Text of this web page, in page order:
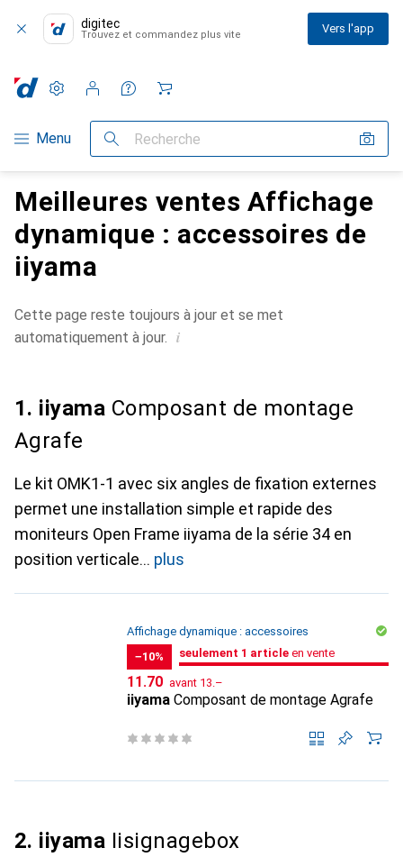
digitec
Trouvez et commandez plus vite Vers l'app
Navigation par catégorie
Menu Recherche
Paramètres
Compte client
Listes de comparaison
Listes d'envies
Panier
Meilleures ventes Affichage
dynamique : accessoires de
iiyama
Cette page reste toujours à jour et se met
automatiquement à jour. i
1. iiyama Composant de montage
Agrafe
Le kit OMK1-1 avec six angles de fixation externes
permet une installation simple et rapide des
moniteurs Open Frame iiyama de la série 34 en
position verticale
plus
Affichage dynamique : accessoires
−10%
juste 1 pièce en vente
seulement 1 article en vente
CHF
11.70 avant CHF
13.–
iiyama Composant de montage Agrafe
2. iiyama Iisignagebox